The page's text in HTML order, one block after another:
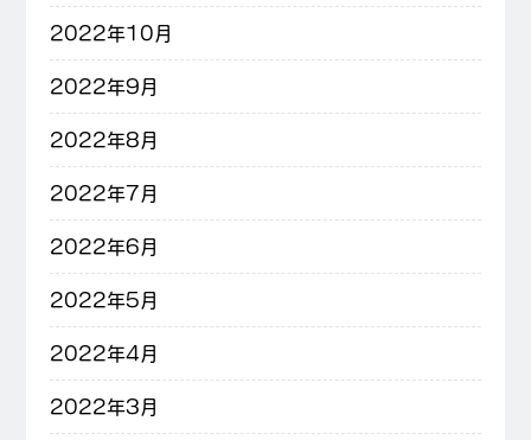
2022年10月
2022年9月
2022年8月
2022年7月
2022年6月
2022年5月
2022年4月
2022年3月